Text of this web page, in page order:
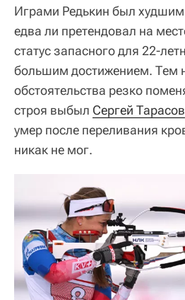
Играми Редькин был худшим
едва ли претендовал на
статус запасного для 22-
большим достижением. Тем
обстоятельства резко
строя выбыл Сергей Тарасов
умер после переливания
никак не мог.